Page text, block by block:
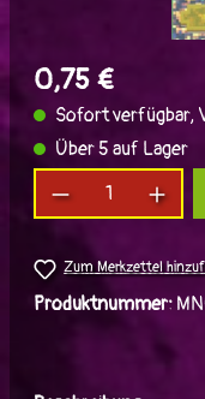
0,75 €
Sofort verfügbar,
Über 5 auf Lager
Produkt
Zum Merkzettel
Produktnummer: